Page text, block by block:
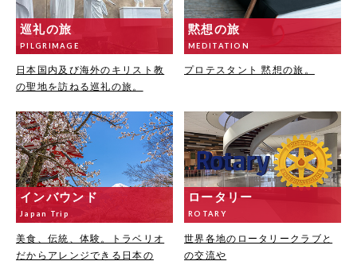
巡礼の旅
PILGRIMAGE
日本国内及び海外のキリスト教
の聖地を訪ねる巡礼の旅。
黙想の旅
MEDITATION
プロテスタント 黙想の旅。
インバウンド
Japan Trip
美食、伝統、体験。トラベリオ
だからアレンジできる日本の
ロータリー
ROTARY
世界各地のロータリークラブと
の交流や